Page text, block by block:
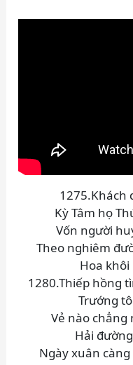
1275.Khách
Kỳ Tâm họ
Vốn người
Theo nghiêm
Hoa
1280.Thiếp hồng
Trướng
Vẻ nào chẳng
Hải
Ngày xuân